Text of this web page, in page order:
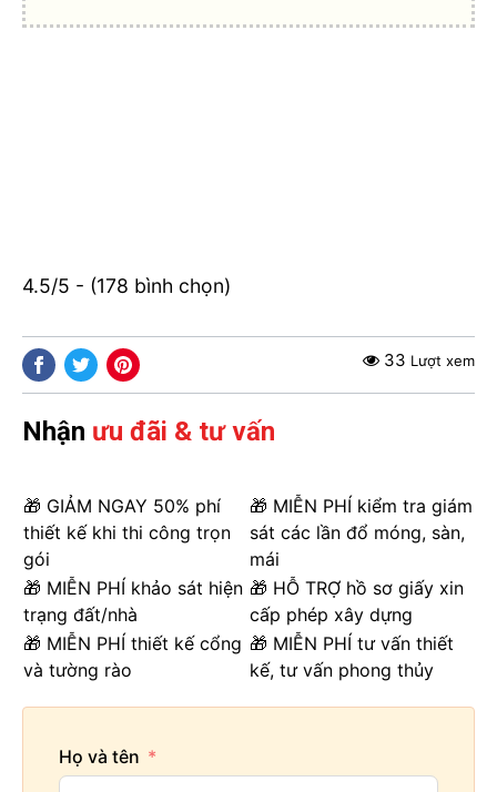
4.5/5 - (178 bình chọn)
33 Lượt xem
Nhận ưu đãi & tư vấn
🎁 GIẢM NGAY 50% phí
thiết kế khi thi công trọn
gói
🎁 MIỄN PHÍ kiểm tra giám
sát các lần đổ móng, sàn,
mái
🎁 MIỄN PHÍ khảo sát hiện
trạng đất/nhà
🎁 HỖ TRỢ hồ sơ giấy xin
cấp phép xây dựng
🎁 MIỄN PHÍ thiết kế cổng
và tường rào
🎁 MIỄN PHÍ tư vấn thiết
kế, tư vấn phong thủy
Họ và tên